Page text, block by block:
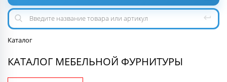
Каталог
КАТАЛОГ МЕБЕЛЬНОЙ ФУРНИТУРЫ